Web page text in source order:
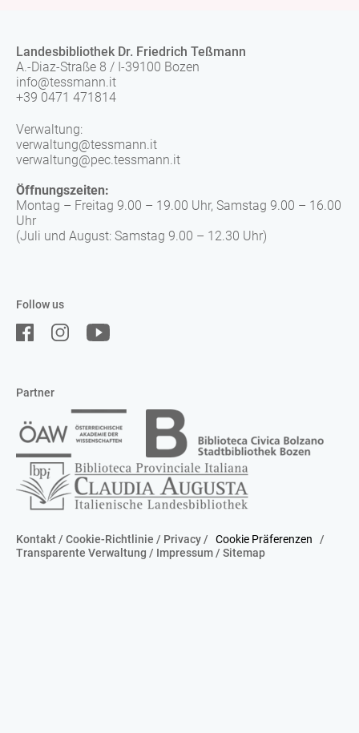
Landesbibliothek Dr. Friedrich Teßmann
A.-Diaz-Straße 8 / I-39100 Bozen
info@tessmann.it
+39 0471 471814
Follow us
Verwaltung:
verwaltung@tessmann.it
verwaltung@pec.tessmann.it
Öffnungszeiten:
Montag – Freitag 9.00 – 19.00 Uhr, Samstag 9.00 – 16.00
Uhr
(Juli und August: Samstag 9.00 – 12.30 Uhr)
Partner
Kontakt/ Cookie-Richtlinie / Privacy/ Cookie Präferenzen
/
Transparente Verwaltung / Impressum/ Sitemap